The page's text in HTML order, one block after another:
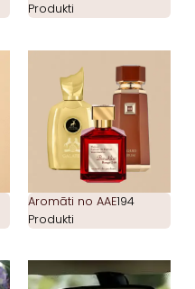
Produkti
Aromāti no AAE194
Produkti